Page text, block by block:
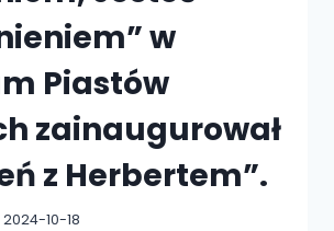
w
Piastów
zainaugurował
z Herbertem”.
2024-10-18